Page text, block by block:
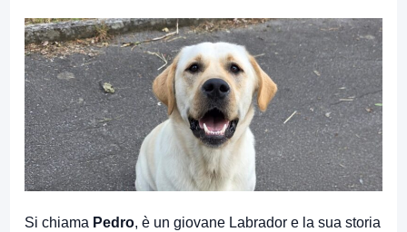
Si chiama Pedro, è un giovane Labrador e la sua storia